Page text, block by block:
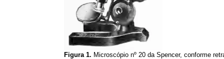
Figura 1. Microscópio nº 20 da Spencer, conforme